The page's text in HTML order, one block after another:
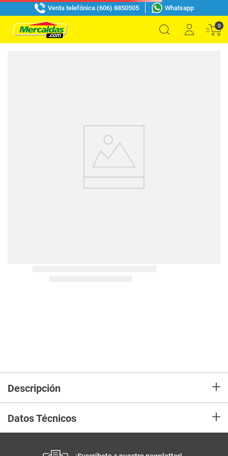
Venta telefónica (606) 8850505 Whatsapp
0
Descripción +
Datos Técnicos +